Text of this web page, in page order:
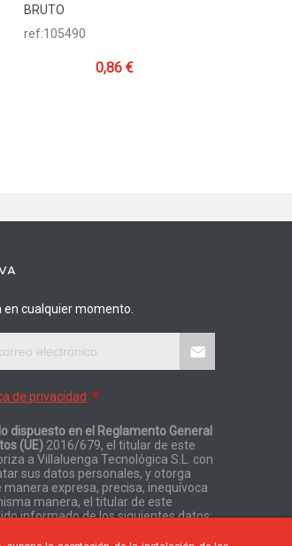
BRUTO
ref:105490
0,86 €
en cualquier momento.
de privacidad *
dispuesto en el Reglamento General
(UE) 2016/679, el titular de este
a Villaluenga Tecnológica S.L. con
sus datos personales, y otorga
expresa, precisa, inequívoca
manera, el titular de este
informado de los siguientes datos: